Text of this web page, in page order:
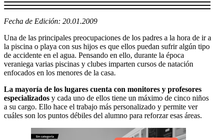
Fecha de Edición: 20.01.2009
Una de las principales preocupaciones de los padres a la hora de ir a
la piscina o playa con sus hijos es que ellos puedan sufrir algún tipo
de accidente en el agua. Pensando en ello, durante la época
veraniega varias piscinas y clubes imparten cursos de natación
enfocados en los menores de la casa.
La mayoría de los lugares cuenta con monitores y profesores
especializados y cada uno de ellos tiene un máximo de cinco niños
a su cargo. Ello hace el trabajo más personalizado y permite ver
cuáles son los puntos débiles del alumno para reforzar esas áreas.